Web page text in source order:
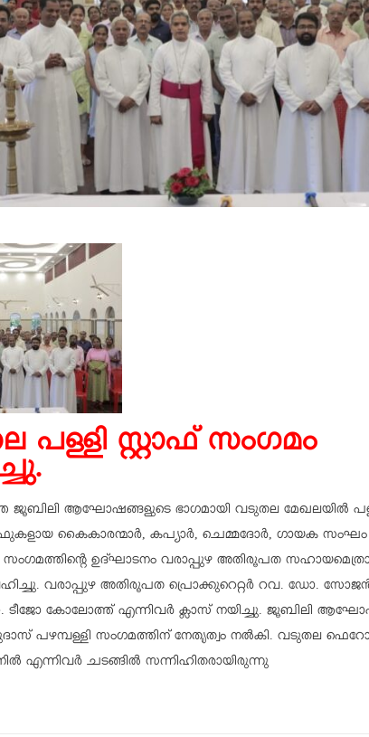
സ്റ്റാഫ് സംഗമം
ആഘോഷങ്ങളുടെ ഭാഗമായി വടുതല മേഖലയിൽ
കൈകാരന്മാർ, കപ്യാർ, ചെമ്മദോർ, ഗായക
ഉദ്ഘാടനം വരാപ്പുഴ അതിരൂപത
വരാപ്പുഴ അതിരൂപത പ്രൊക്കുറെറ്റർ റവ. ഡോ. സോജൻ
ടീജോ കോലോത്ത് എന്നിവർ ക്ലാസ് നയിച്ചു. ജൂബിലി
പഴമ്പള്ളി സംഗമത്തിന് നേതൃത്വം നൽകി. വടുതല
എന്നിവർ ചടങ്ങിൽ സന്നിഹിതരായിരുന്നു